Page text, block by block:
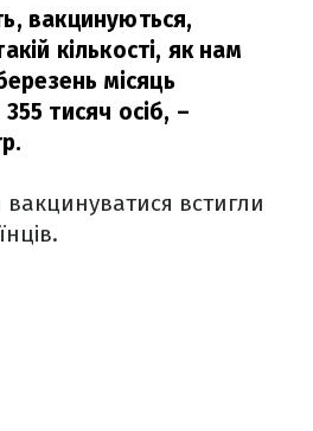
вакцинуються,
кількості, як нам
місяць
тисяч осіб, –
вакцинуватися встигли